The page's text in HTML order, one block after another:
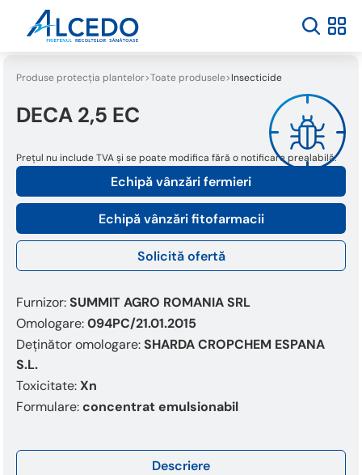
Produse protecția plantelor Toate produsele Insecticide
DECA 2,5 EC
Echipă vânzări fermieri
Echipă vânzări fitofarmacii
Solicită ofertă
Prețul nu include TVA și se poate modifica fără o notificare prealabilă.
Furnizor:SUMMIT AGRO ROMANIA SRL
Omologare:094PC/21.01.2015
Deținător omologare:SHARDA CROPCHEM ESPANA
S.L.
Toxicitate:Xn
Formulare:concentrat emulsionabil
Descriere